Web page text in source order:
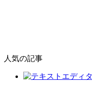
人気の記事